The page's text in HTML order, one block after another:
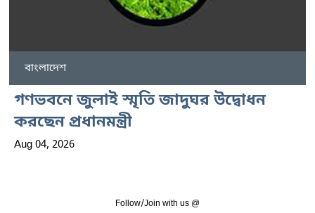
বাংলাদেশ
গণভবনে জুলাই স্মৃতি জাদুঘর উদ্বোধন
করছেন প্রধানমন্ত্রী
Aug 04, 2026
Follow/Join with us @